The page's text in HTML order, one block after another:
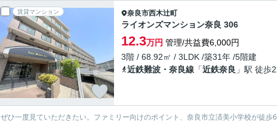
賃貸マンション 奈良市西木辻町
ライオンズマンション奈良 306
12.3万円 管理/共益費6,000円
3階 / 68.92㎡ / 3LDK /築31年 /5階建
近鉄難波・奈良線 「近鉄奈良 」駅 徒歩
ぜひ一度見ていただきたい。ファミリー向けのポイント、奈良市立済美小学校が徒